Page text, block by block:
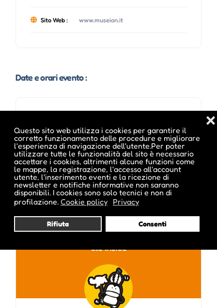
Questo sito web utilizza i cookies per garantire il
corretto funzionamento delle procedure e migliorare
l'esperienza di navigazione dell'utente.Per poter
utilizzare tutte le funzionalità del sito è necessario
accettare i cookies, altrimenti alcune funzioni come
le mappe, la registrazione, l'accesso all'account
utente, l'inserimento eventi e la ricezione di
newsletter e notifiche informative non saranno
disponibili. I cookies sono solo tecnici e non di
profilazione. Cookie policy Privacy
Rifiuta Consenti
❌
Sito Web : www.museion.it
Date e orari evento :
Pubblicato da :
ale inside